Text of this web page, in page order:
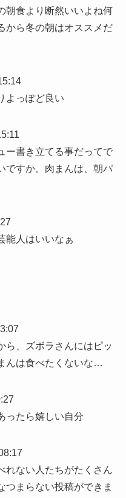
朝食より断然いいよね何
から冬の朝はオススメだ
よっぽど良い
ー書き立てる事だってで
ですか。肉まんは、朝パ
能人はいいなぁ
ら、ズボラさんにはピッ
んは食べたくないな…
ったら嬉しい自分
れない人たちがたくさん
つまらない投稿ができま